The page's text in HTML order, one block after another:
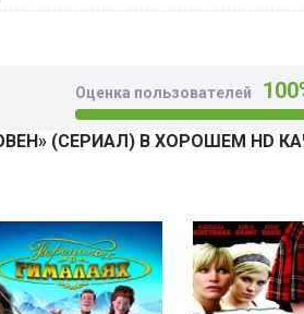
Оценка пользователей
(СЕРИАЛ) В ХОРОШЕМ HD